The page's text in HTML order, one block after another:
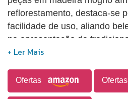
reflorestamento, destaca-se
facilidade de uso, aliando
na apresentação da
Ofertas Ofertas